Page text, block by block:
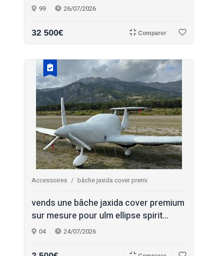
99 26/07/2026
32 500€ Comparer
Accessoires bâche jaxida cover premi
vends une bâche jaxida cover premium
sur mesure pour ulm ellipse spirit...
04 24/07/2026